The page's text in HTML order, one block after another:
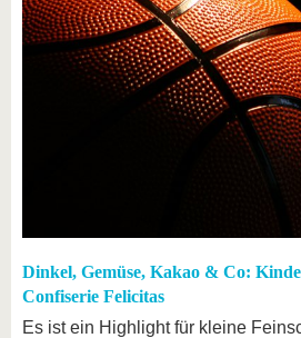
Dinkel, Gemüse, Kakao & Co:
Confiserie Felicitas
Es ist ein Highlight für kleine